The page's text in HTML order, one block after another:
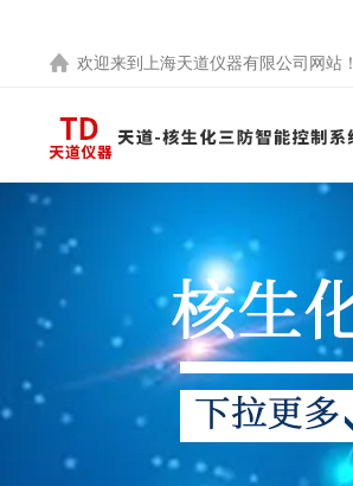
欢迎来到 上海天道仪器有限公司 网站！